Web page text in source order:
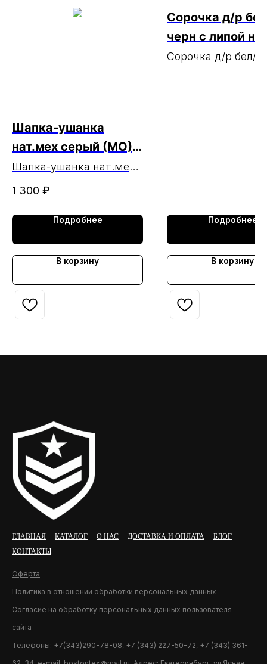
Шапка-ушанка
нат.мех серый (МО)
верх-сукно серое
МАРКА (чз
Шапка-ушанка нат.мех
серый (МО) верх-сукно
1 300 ₽
Подробнее
В корзину
Сорочка д/р
черн с липой на
рукавах МАРКА
Сорочка д/р бел/
Подробнее
В корзину
ГЛАВНАЯ КАТАЛОГ О НАС ДОСТАВКА И ОПЛАТА
БЛОГ
КОНТАКТЫ
Оферта
Политика в отношении обработки персональных данных
Согласие на обработку персональных данных пользователя
сайта
Телефоны: +7(343)290-78-08, +7 (343) 227-50-72, +7 (343) 361-